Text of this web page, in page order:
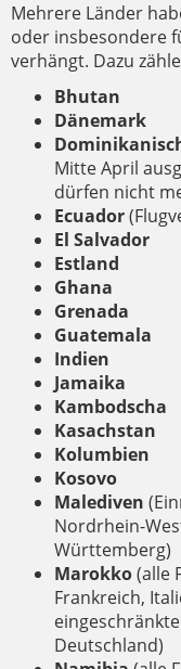
Mehrere Länder
oder insbesondere
verhängt. Dazu
Bhutan
Dänemark
Mitte April
dürfen nicht
Ecuador
El Salvador
Estland
Ghana
Grenada
Guatemala
Indien
Jamaika
Kambodscha
Kasachstan
Kolumbien
Kosovo
Malediven
Nordrhein-
Württemberg)
Marokko(alle
Frankreich,
Deutschland)